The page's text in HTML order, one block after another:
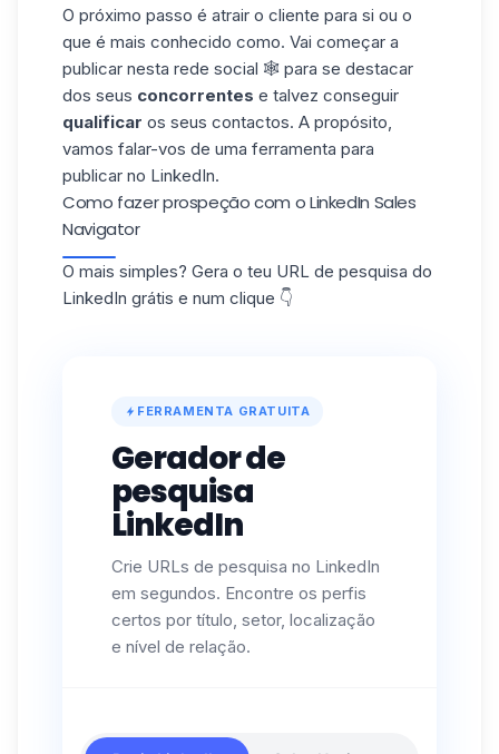
O próximo passo é atrair o cliente para si ou o
que é mais conhecido como. Vai começar a
publicar nesta rede social 🕸️ para se destacar
dos seus concorrentes e talvez conseguir
qualificar os seus contactos. A propósito,
vamos falar-vos de uma ferramenta para
publicar no LinkedIn.
Como fazer prospeção com o LinkedIn Sales
Navigator
O mais simples? Gera o teu URL de pesquisa do
LinkedIn grátis e num clique 👇
FERRAMENTA GRATUITA
Gerador de
pesquisa
LinkedIn
Crie URLs de pesquisa no LinkedIn
em segundos. Encontre os perfis
certos por título, setor, localização
e nível de relação.